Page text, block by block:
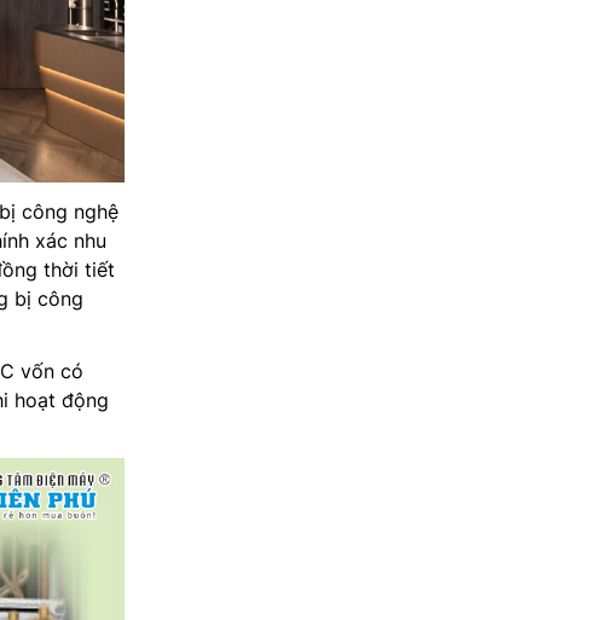
công nghệ
xác nhu
thời tiết
bị công
vốn có
hoạt động